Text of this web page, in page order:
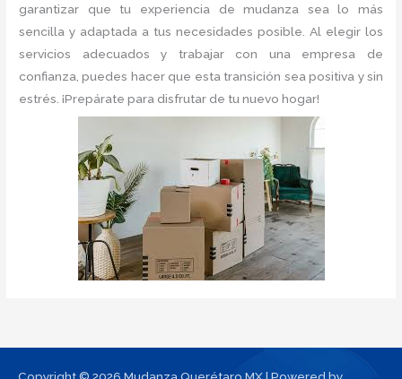
garantizar que tu experiencia de mudanza sea lo más
sencilla y adaptada a tus necesidades posible. Al elegir los
servicios adecuados y trabajar con una empresa de
confianza, puedes hacer que esta transición sea positiva y sin
estrés. ¡Prepárate para disfrutar de tu nuevo hogar!